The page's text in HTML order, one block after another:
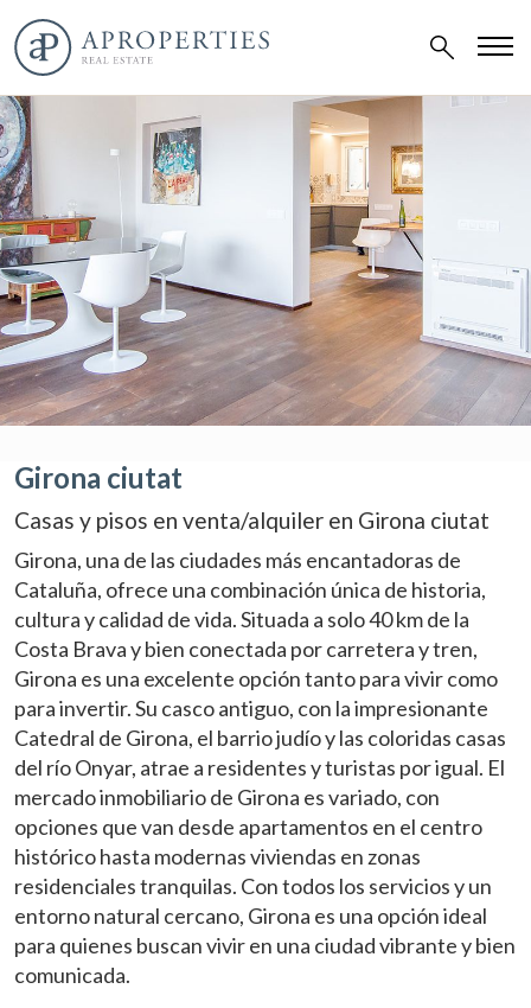
Girona ciutat
Casas y pisos en venta/alquiler en Girona ciutat
Girona, una de las ciudades más encantadoras de
Cataluña, ofrece una combinación única de historia,
cultura y calidad de vida. Situada a solo 40 km de la
Costa Brava y bien conectada por carretera y tren,
Girona es una excelente opción tanto para vivir como
para invertir. Su casco antiguo, con la impresionante
Catedral de Girona, el barrio judío y las coloridas casas
del río Onyar, atrae a residentes y turistas por igual. El
mercado inmobiliario de Girona es variado, con
opciones que van desde apartamentos en el centro
histórico hasta modernas viviendas en zonas
residenciales tranquilas. Con todos los servicios y un
entorno natural cercano, Girona es una opción ideal
para quienes buscan vivir en una ciudad vibrante y bien
comunicada.
Modificar cookies
Técnicas y funcionales
Siempre activas
información con la finalidad de mejorar nuestros servicios.
Si continua navegando, supone la aceptación de la
instalación de las mismas. El usuario tiene la posibilidad
de configurar su navegador pudiendo, si así lo desea,
impedir que sean instaladas en su disco duro, aunque
deberá tener en cuenta que dicha acción podrá ocasionar